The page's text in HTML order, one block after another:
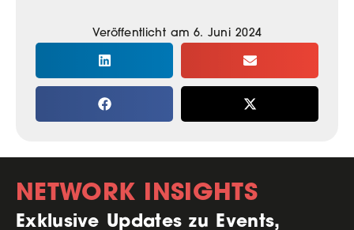
Veröffentlicht am 6. Juni 2024
NETWORK INSIGHTS
Exklusive Updates zu Events,